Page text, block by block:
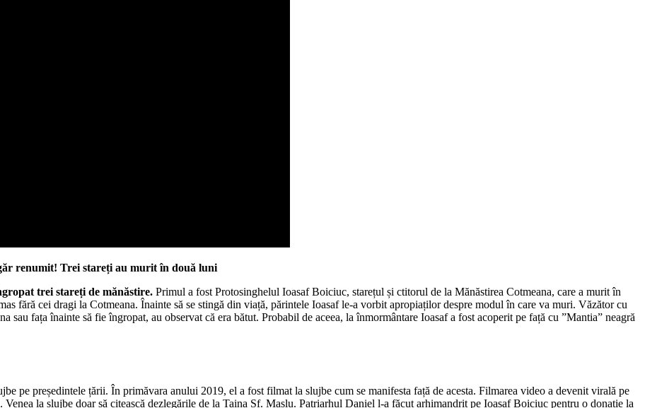
renumit! Trei stareți au murit în două luni
trei stareți de mănăstire. Primul a fost Protosinghelul Ioasaf Boiciuc, starețul și ctitorul de la Mănăstirea Cotmeana, care a murit în
fără cei dragi la Cotmeana. Înainte să se stingă din viață, părintele Ioasaf le-a vorbit apropiaților despre modul în care va muri. Văzător cu
sau fața înainte să fie îngropat, au observat că era bătut. Probabil de aceea, la înmormântare Ioasaf a fost acoperit pe față cu ”Mantia” neagră
pe președintele țării. În primăvara anului 2019, el a fost filmat la slujbe cum se manifesta față de acesta. Filmarea video a devenit virală pe
Venea la slujbe doar să citească dezlegările de la Taina Sf. Maslu. Patriarhul Daniel l-a făcut arhimandrit pe Ioasaf Boiciuc pentru o donație la